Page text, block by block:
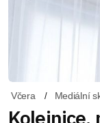
Včera Mediální
Kolejnice,